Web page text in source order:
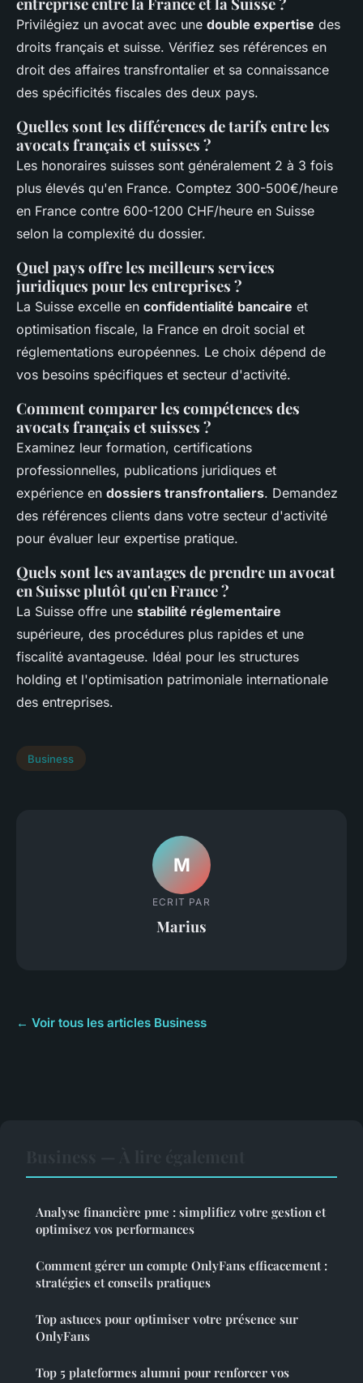
Privilégiez un avocat avec une double expertise des
droits français et suisse. Vérifiez ses références en
droit des affaires transfrontalier et sa connaissance
des spécificités fiscales des deux pays.
Quelles sont les différences de tarifs entre les
avocats français et suisses ?
Les honoraires suisses sont généralement 2 à 3 fois
plus élevés qu'en France. Comptez 300-500€/heure
en France contre 600-1200 CHF/heure en Suisse
selon la complexité du dossier.
Quel pays offre les meilleurs services
juridiques pour les entreprises ?
La Suisse excelle en confidentialité bancaire et
optimisation fiscale, la France en droit social et
réglementations européennes. Le choix dépend de
vos besoins spécifiques et secteur d'activité.
Comment comparer les compétences des
avocats français et suisses ?
Examinez leur formation, certifications
professionnelles, publications juridiques et
expérience en dossiers transfrontaliers. Demandez
des références clients dans votre secteur d'activité
pour évaluer leur expertise pratique.
Quels sont les avantages de prendre un avocat
en Suisse plutôt qu'en France ?
La Suisse offre une stabilité réglementaire
supérieure, des procédures plus rapides et une
fiscalité avantageuse. Idéal pour les structures
holding et l'optimisation patrimoniale internationale
des entreprises.
Business
M
ECRIT PAR
Marius
← Voir tous les articles Business
Analyse financière pme : simplifiez votre gestion et
optimisez vos performances
Comment gérer un compte OnlyFans efficacement :
stratégies et conseils pratiques
Top astuces pour optimiser votre présence sur
OnlyFans
Top 5 plateformes alumni pour renforcer vos